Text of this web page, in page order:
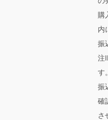
購
内
振
注
す。
振
確
さ